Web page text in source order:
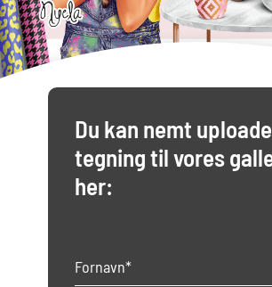
Du kan nemt
tegning til vores
her: